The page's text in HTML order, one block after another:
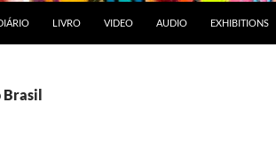
LIVRO VIDEO AUDIO EXHIBITIONS
Brasil